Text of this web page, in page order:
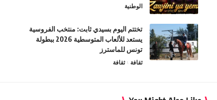
الوطنية
تختتم اليوم بسيدي ثابت: منتخب الفروسية
يستعد للألعاب المتوسطية 2026 ببطولة
تونس للماسترز
ثقافة ثقافة